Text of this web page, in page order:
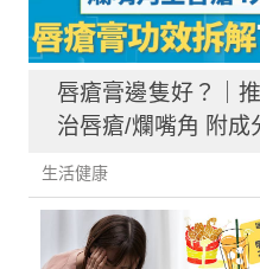
唇瘡膏邊隻好？｜
治唇瘡/爛嘴角 附成
法
生活健康